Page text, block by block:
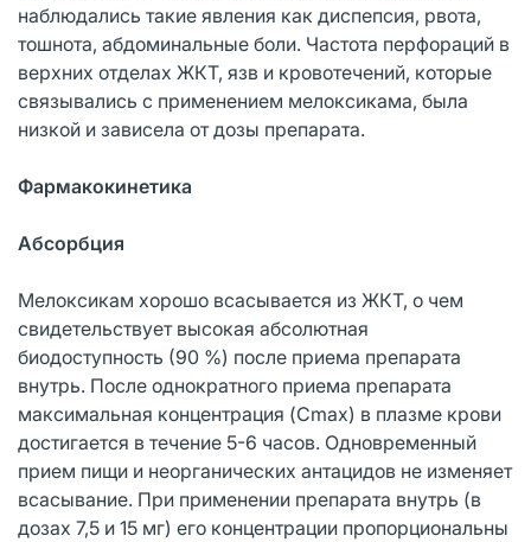
наблюдались такие явления как диспепсия, рвота,
тошнота, абдоминальные боли. Частота перфораций в
верхних отделах ЖКТ, язв и кровотечений, которые
связывались с применением мелоксикама, была
низкой и зависела от дозы препарата.
Фармакокинетика
Абсорбция
Мелоксикам хорошо всасывается из ЖКТ, о чем
свидетельствует высокая абсолютная
биодоступность (90 %) после приема препарата
внутрь. После однократного приема препарата
максимальная концентрация (Cmax) в плазме крови
достигается в течение 5-6 часов. Одновременный
прием пищи и неорганических антацидов не изменяет
всасывание. При применении препарата внутрь (в
дозах 7,5 и 15 мг) его концентрации пропорциональны